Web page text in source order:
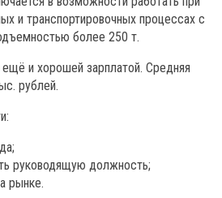
и транспортировочных процессах с
более 250 т.
ещё и хорошей зарплатой. Средняя
рублей.
руководящую должность;
рынке.